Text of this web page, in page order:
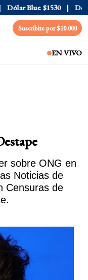
Blue $1530 Dólar
Suscribite por $10.000
EN VIVO
sobre ONG en
Noticias de
Censuras de